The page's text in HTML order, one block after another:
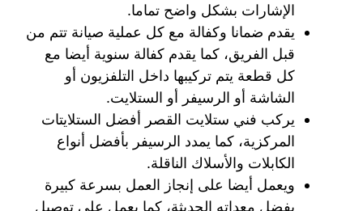
الإشارات بشكل واضح تماما.
يقدم ضمانا وكفالة مع كل عملية صيانة تتم من
قبل الفريق، كما يقدم كفالة سنوية أيضا مع
كل قطعة يتم تركيبها داخل التلفزيون أو
الشاشة أو الرسيفر أو الستلايت.
يركب فني ستلايت القصر أفضل الستلايتات
المركزية، كما يمدد الرسيفر بأفضل أنواع
الكابلات والأسلاك الناقلة.
ويعمل أيضا على إنجاز العمل بسرعة كبيرة
بفضل معداته الحديثة، كما يعمل على توصيل